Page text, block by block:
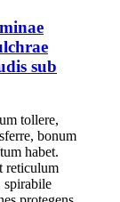
sub
tollere,
bonum
habet.
reticulum
spirabile